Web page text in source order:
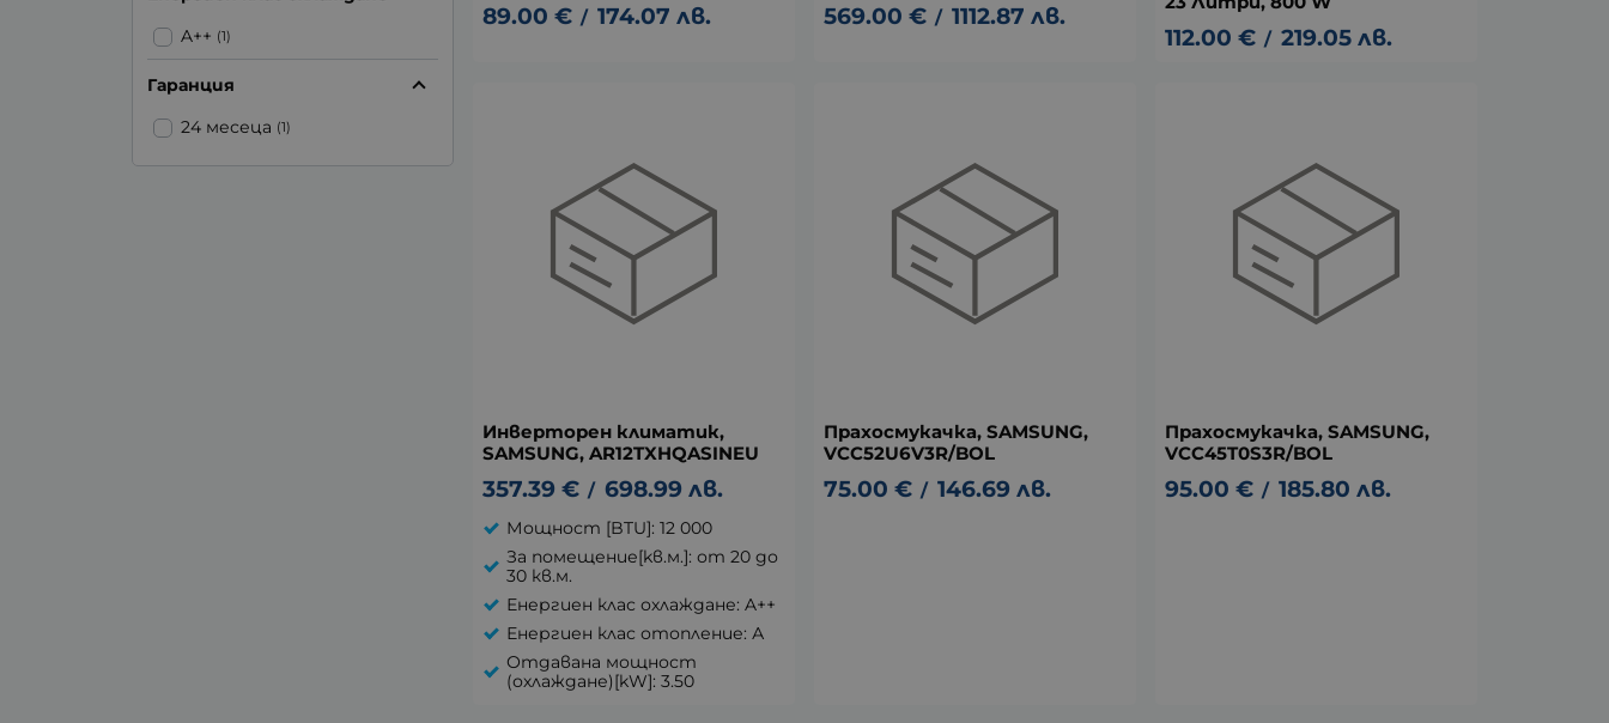
89.00 € / 174.07 лв. 569.00 € / 1112.87 лв.
112.00 € / 219.05 лв.
Инверторен климатик,
SAMSUNG, AR12TXHQASINEU
357.39 € / 698.99 лв.
Мощност [BTU]: 12 000
За помещение[kв.м.]: от 20 до
30 кв.м.
Енергиен клас охлаждане: A++
Енергиен клас отопление: А
Отдавана мощност
(охлаждане)[kW]: 3.50
Прахосмукачка, SAMSUNG,
VCC52U6V3R/BOL
75.00 € / 146.69 лв.
Прахосмукачка, SAMSUNG,
VCC45T0S3R/BOL
95.00 € / 185.80 лв.
A++ (1)
Гаранция
24 месеца (1)